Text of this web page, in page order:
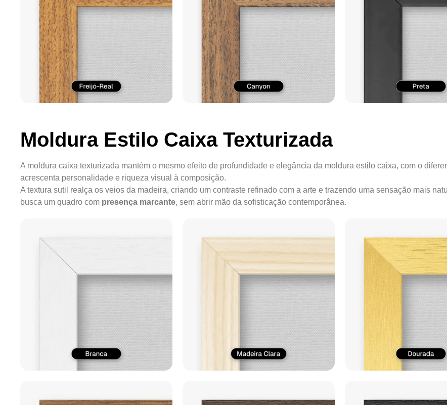
Moldura Estilo Caixa Texturizada
A moldura caixa texturizada mantém o mesmo efeito de profundidade e elegância da moldura estilo caixa, com o
acrescenta personalidade e riqueza visual à composição.
A textura sutil realça os veios da madeira, criando um contraste refinado com a arte e trazendo uma sensação mais
busca um quadro com presença marcante, sem abrir mão da sofisticação contemporânea.